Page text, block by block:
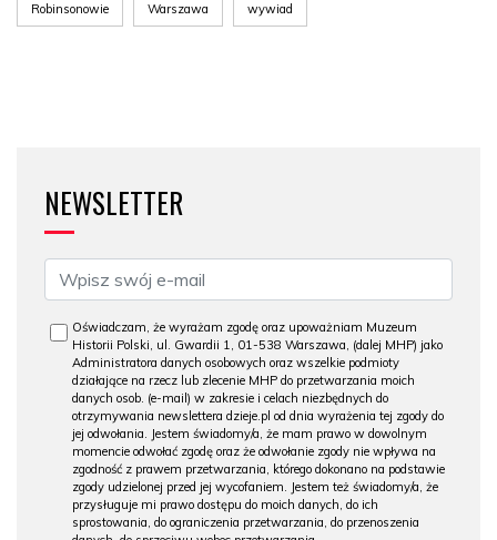
Robinsonowie Warszawa wywiad
NEWSLETTER
Oświadczam, że wyrażam zgodę oraz upoważniam Muzeum
Historii Polski, ul. Gwardii 1, 01-538 Warszawa, (dalej MHP) jako
Administratora danych osobowych oraz wszelkie podmioty
działające na rzecz lub zlecenie MHP do przetwarzania moich
danych osob. (e-mail) w zakresie i celach niezbędnych do
otrzymywania newslettera dzieje.pl od dnia wyrażenia tej zgody do
jej odwołania. Jestem świadomy/a, że mam prawo w dowolnym
momencie odwołać zgodę oraz że odwołanie zgody nie wpływa na
zgodność z prawem przetwarzania, którego dokonano na podstawie
zgody udzielonej przed jej wycofaniem. Jestem też świadomy/a, że
przysługuje mi prawo dostępu do moich danych, do ich
sprostowania, do ograniczenia przetwarzania, do przenoszenia